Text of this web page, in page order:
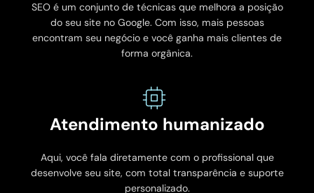
SEO é um conjunto de técnicas que melhora a posição
do seu site no Google. Com isso, mais pessoas
encontram seu negócio e você ganha mais clientes de
forma orgânica.
Atendimento humanizado
Aqui, você fala diretamente com o profissional que
desenvolve seu site, com total transparência e suporte
personalizado.